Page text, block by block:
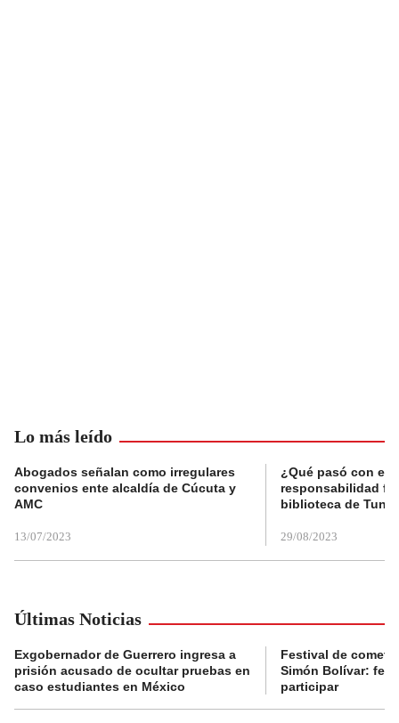
Lo más leído
Abogados señalan como irregulares
convenios ente alcaldía de Cúcuta y
AMC
13/07/2023
¿Qué pasó con el
responsabilidad
biblioteca de
29/08/2023
Últimas Noticias
Exgobernador de Guerrero ingresa a
prisión acusado de ocultar pruebas en
caso estudiantes en México
Festival de
Simón Bolívar:
participar